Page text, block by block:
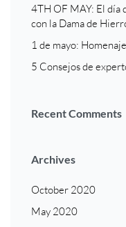
4TH OF MAY: El día
con la Dama de
1 de mayo:
5 Consejos de
Recent Comments
Archives
October 2020
May 2020